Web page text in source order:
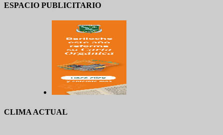
ESPACIO PUBLICITARIO
CLIMA ACTUAL